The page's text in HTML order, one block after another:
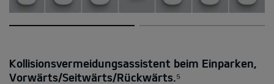
Kollisionsvermeidungsassistent beim Einparken,
Vorwärts/Seitwärts/Rückwärts.⁵